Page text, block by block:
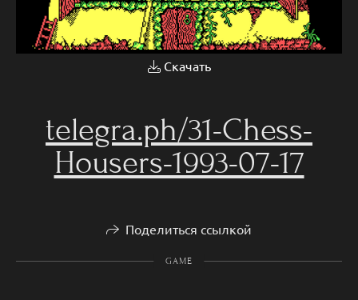
Скачать
telegra.ph/31-Chess-
Housers-1993-07-17
Поделиться ссылкой
GAME